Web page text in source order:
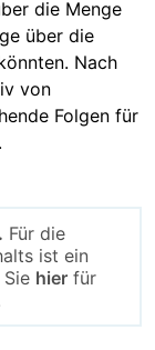
die Menge
über die
Nach
von
Folgen für
Für die
ist ein
hierfür